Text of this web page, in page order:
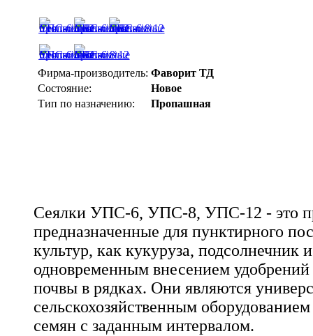
Фирма-производитель: Фаворит ТД
Состояние:
Новое
Тип по назначению:
Пропашная
Сеялки УПС-6, УПС-8, УПС-12 - это
предназначенные для пунктирного
культур, как кукуруза, подсолнечник
одновременным внесением
почвы в рядках. Они являются
сельскохозяйственным
семян с заданным интервалом.